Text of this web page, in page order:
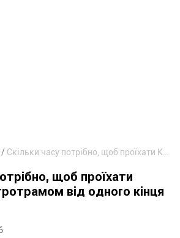
щоб проїхати
від одного кінця